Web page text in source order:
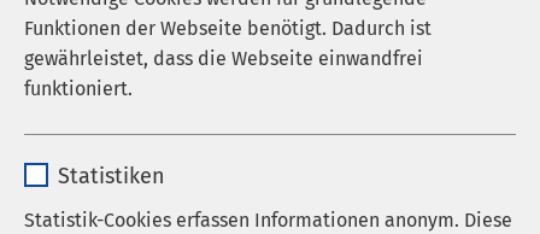
Funktionen der Webseite benötigt. Dadurch ist
gewährleistet, dass die Webseite einwandfrei
funktioniert.
Anbieter sgalinski
Statistiken
Statistik-Cookies erfassen Informationen anonym. Diese
Nutzen Sie dieses Feld, um Ihre Suche zu